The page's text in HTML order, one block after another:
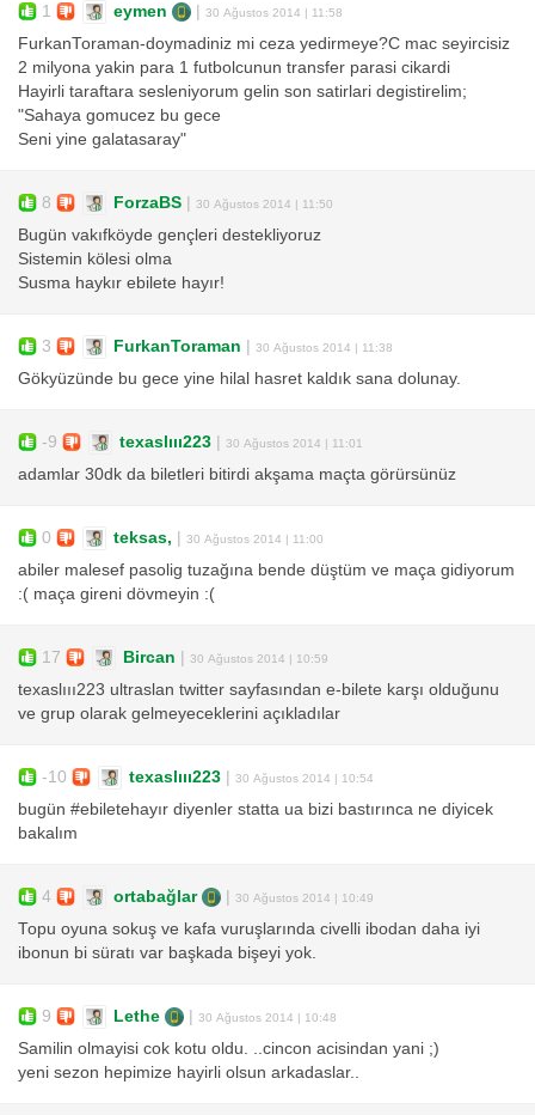
1 eymen | 30 Ağustos 2014 | 11:58
FurkanToraman-doymadiniz mi ceza yedirmeye?C mac seyircisiz
2 milyona yakin para 1 futbolcunun transfer parasi cikardi
Hayirli taraftara sesleniyorum gelin son satirlari degistirelim;
"Sahaya gomucez bu gece
Seni yine galatasaray"
8 ForzaBS | 30 Ağustos 2014 | 11:50
Bugün vakıfköyde gençleri destekliyoruz
Sistemin kölesi olma
Susma haykır ebilete hayır!
3 FurkanToraman | 30 Ağustos 2014 | 11:38
Gökyüzünde bu gece yine hilal hasret kaldık sana dolunay.
-9 texaslııı223 | 30 Ağustos 2014 | 11:01
adamlar 30dk da biletleri bitirdi akşama maçta görürsünüz
0 teksas, | 30 Ağustos 2014 | 11:00
abiler malesef pasolig tuzağına bende düştüm ve maça gidiyorum
:( maça gireni dövmeyin :(
17 Bircan | 30 Ağustos 2014 | 10:59
texaslııı223 ultraslan twitter sayfasından e-bilete karşı olduğunu
ve grup olarak gelmeyeceklerini açıkladılar
-10 texaslııı223 | 30 Ağustos 2014 | 10:54
bugün #ebiletehayır diyenler statta ua bizi bastırınca ne diyicek
bakalım
4 ortabağlar | 30 Ağustos 2014 | 10:49
Topu oyuna sokuş ve kafa vuruşlarında civelli ibodan daha iyi
ibonun bi süratı var başkada bişeyi yok.
9 Lethe | 30 Ağustos 2014 | 10:48
Samilin olmayisi cok kotu oldu. ..cincon acisindan yani ;)
yeni sezon hepimize hayirli olsun arkadaslar..